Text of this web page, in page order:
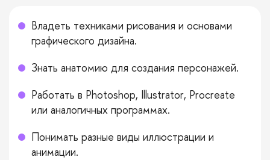
Владеть техниками рисования и основами
графического дизайна.
Знать анатомию для создания персонажей.
Работать в Photoshop, Illustrator, Procreate
или аналогичных программах.
Понимать разные виды иллюстрации и
анимации.